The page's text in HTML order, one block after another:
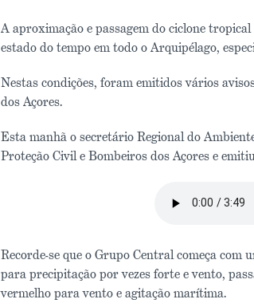
A aproximação e passagem do ciclone
estado do tempo em todo o Arquipélago,
Nestas condições, foram emitidos vários
dos Açores.
Esta manhã o secretário Regional do
Proteção Civil e Bombeiros dos Açores e
Recorde-se que o Grupo Central começa
para precipitação por vezes forte e vento,
vermelho para vento e agitação marítima.